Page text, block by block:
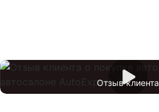
Отзыв клиента